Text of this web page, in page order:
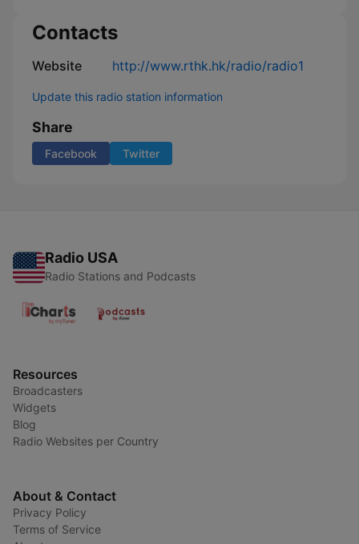
Contacts
Website http://www.rthk.hk/radio/radio1
Update this radio station information
Share
Facebook Twitter
Radio USA
Radio Stations and Podcasts
Resources
Broadcasters
Widgets
Blog
Radio Websites per Country
About & Contact
Privacy Policy
Terms of Service